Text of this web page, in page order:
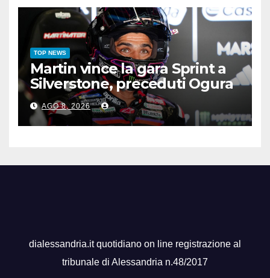
TOP NEWS
Martin vince la gara Sprint a
Silverstone, preceduti Ogura
e Bezzecchi
AGO 8, 2026
dialessandria.it quotidiano on line registrazione al
tribunale di Alessandria n.48/2017